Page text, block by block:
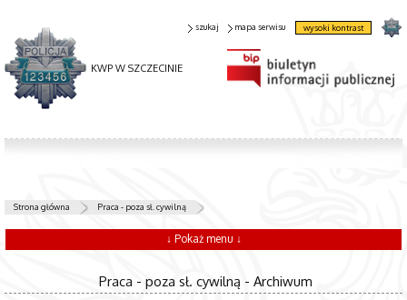
KWP W SZCZECINIE
szukaj mapa serwisu wysoki kontrast
Strona główna Praca - poza sł. cywilną
↓ Pokaż menu ↓
Praca - poza sł. cywilną - Archiwum